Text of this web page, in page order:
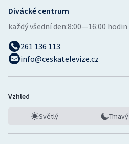
Divácké centrum
každý všední den:8:00—16:00 hodin
261 136 113
info@ceskatelevize.cz
Vzhled
Světlý Tmavý